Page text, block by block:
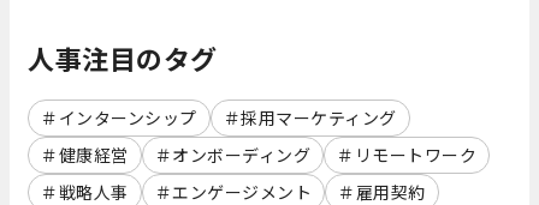
人事注目のタグ
インターンシップ
採用マーケティング
健康経営
オンボーディング
リモートワーク
戦略人事
エンゲージメント 雇用契約